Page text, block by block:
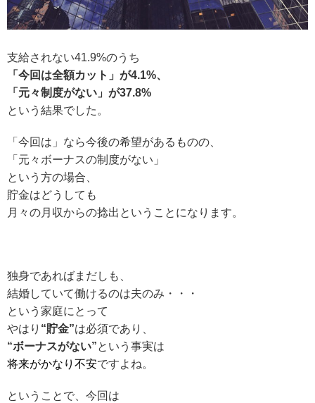
支給されない41.9%のうち
「今回は全額カット」が4.1%、
「元々制度がない」が37.8%
という結果でした。
「今回は」なら今後の希望があるものの、
「元々ボーナスの制度がない」
という方の場合、
貯金はどうしても
月々の月収からの捻出ということになります。
独身であればまだしも、
結婚していて働けるのは夫のみ・・・
という家庭にとって
やはり “貯金”は必須であり、
“ボーナスがない”という事実は
将来がかなり不安ですよね。
ということで、 今回は